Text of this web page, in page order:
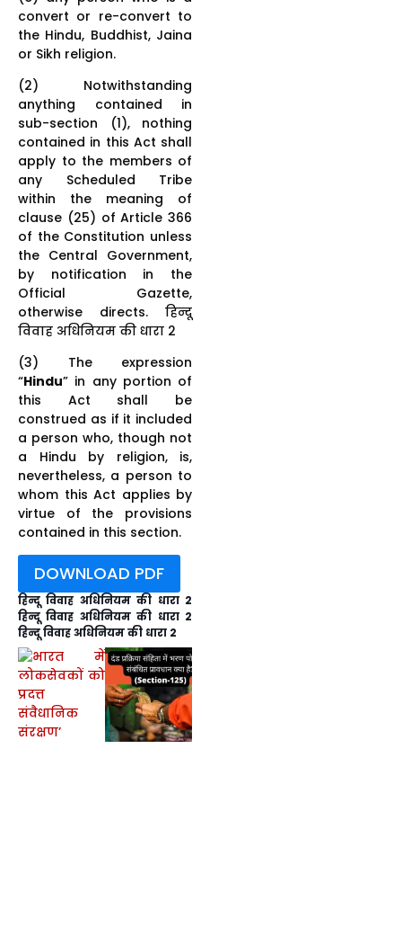
convert or re-convert to
the Hindu, Buddhist, Jaina
or Sikh religion.
(2) Notwithstanding
anything contained in
sub-section (1), nothing
contained in this Act shall
apply to the members of
any Scheduled Tribe
within the meaning of
clause (25) of Article 366
of the Constitution unless
the Central Government,
by notification in the
Official Gazette,
otherwise directs. हिन्दू
विवाह अधिनियम की धारा 2
(3) The expression
“Hindu” in any portion of
this Act shall be
construed as if it included
a person who, though not
a Hindu by religion, is,
nevertheless, a person to
whom this Act applies by
virtue of the provisions
contained in this section.
DOWNLOAD PDF
हिन्दू विवाह अधिनियम की धारा 2
हिन्दू विवाह अधिनियम की धारा 2
हिन्दू विवाह अधिनियम की धारा 2